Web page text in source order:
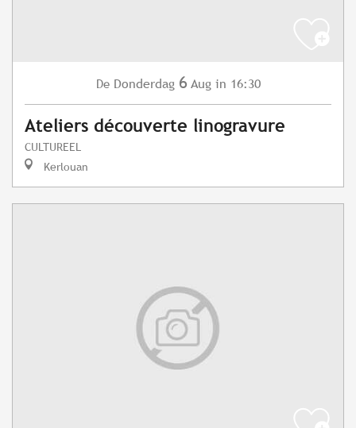
De Donderdag 6 Aug in 16:30
Ateliers découverte linogravure
CULTUREEL
Kerlouan